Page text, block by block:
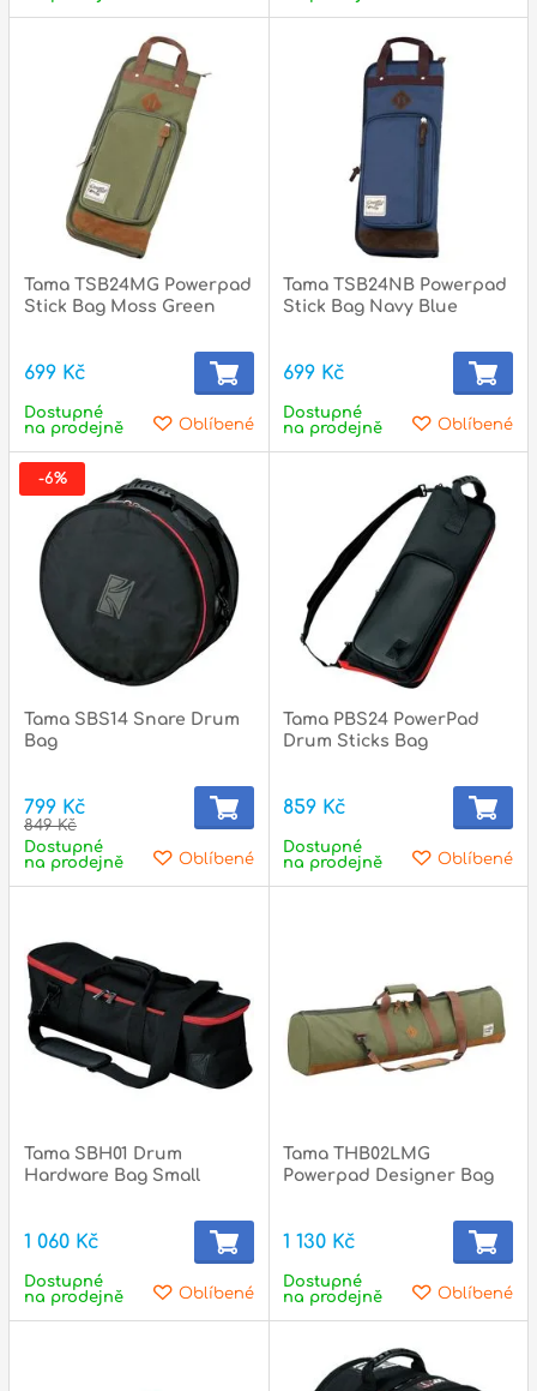
Tama TSB24MG Powerpad
Stick Bag Moss Green
699 Kč
Oblíbené
Dostupné
na prodejně
Tama TSB24NB Powerpad
Stick Bag Navy Blue
699 Kč
Oblíbené
Dostupné
na prodejně
Tama SBS14 Snare Drum
Bag
799 Kč
849 Kč
Oblíbené
Dostupné
na prodejně
-6%
Tama PBS24 PowerPad
Drum Sticks Bag
859 Kč
Oblíbené
Dostupné
na prodejně
Tama SBH01 Drum
Hardware Bag Small
1 060 Kč
Oblíbené
Dostupné
na prodejně
Tama THB02LMG
Powerpad Designer Bag
1 130 Kč
Oblíbené
Dostupné
na prodejně